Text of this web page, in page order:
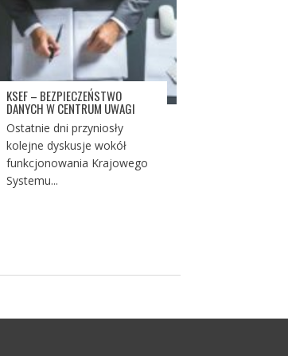
KSEF – BEZPIECZEŃSTWO
DANYCH W CENTRUM UWAGI
Ostatnie dni przyniosły
kolejne dyskusje wokół
funkcjonowania Krajowego
Systemu...